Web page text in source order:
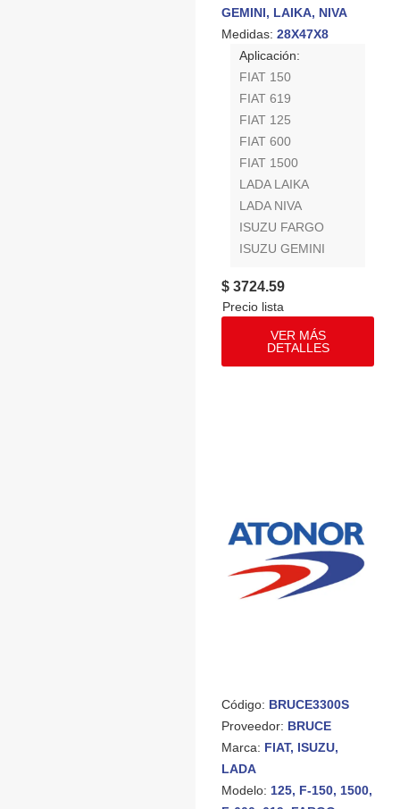
GEMINI, LAIKA, NIVA
Medidas:28X47X8
Aplicación:
FIAT 150
FIAT 619
FIAT 125
FIAT 600
FIAT 1500
LADA LAIKA
LADA NIVA
ISUZU FARGO
ISUZU GEMINI
$ 3724.59
VER MÁS
DETALLES
Código: BRUCE3300S
Proveedor: BRUCE
Marca: FIAT, ISUZU,
LADA
Modelo: 125, F-150, 1500,